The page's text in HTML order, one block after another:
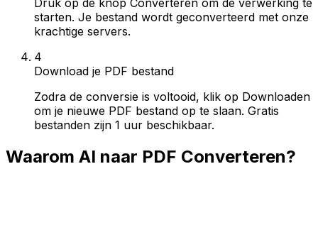
starten. Je bestand wordt geconverteerd met onze
krachtige servers.
4
Download je PDF bestand
Zodra de conversie is voltooid, klik op Downloaden
om je nieuwe PDF bestand op te slaan. Gratis
bestanden zijn 1 uur beschikbaar.
Waarom AI naar PDF Converteren?